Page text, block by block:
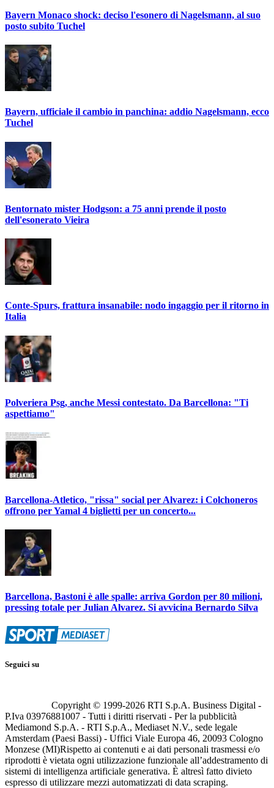
Bayern Monaco shock: deciso l'esonero di Nagelsmann, al suo
posto subito Tuchel
Bayern, ufficiale il cambio in panchina: addio Nagelsmann, ecco
Tuchel
Bentornato mister Hodgson: a 75 anni prende il posto
dell'esonerato Vieira
Conte-Spurs, frattura insanabile: nodo ingaggio per il ritorno in
Italia
Polveriera Psg, anche Messi contestato. Da Barcellona: "Ti
aspettiamo"
Barcellona-Atletico, "rissa" social per Alvarez: i Colchoneros
offrono per Yamal 4 biglietti per un concerto...
Barcellona, Bastoni è alle spalle: arriva Gordon per 80 milioni,
pressing totale per Julian Alvarez. Si avvicina Bernardo Silva
Seguici su
Copyright © 1999-2026 RTI S.p.A. Business Digital -
P.Iva 03976881007 - Tutti i diritti riservati - Per la pubblicità
Mediamond S.p.A. - RTI S.p.A., Mediaset N.V., sede legale
Amsterdam (Paesi Bassi) - Uffici Viale Europa 46, 20093 Cologno
Monzese (MI)Rispetto ai contenuti e ai dati personali trasmessi e/o
riprodotti è vietata ogni utilizzazione funzionale all’addestramento di
sistemi di intelligenza artificiale generativa. È altresì fatto divieto
espresso di utilizzare mezzi automatizzati di data scraping.